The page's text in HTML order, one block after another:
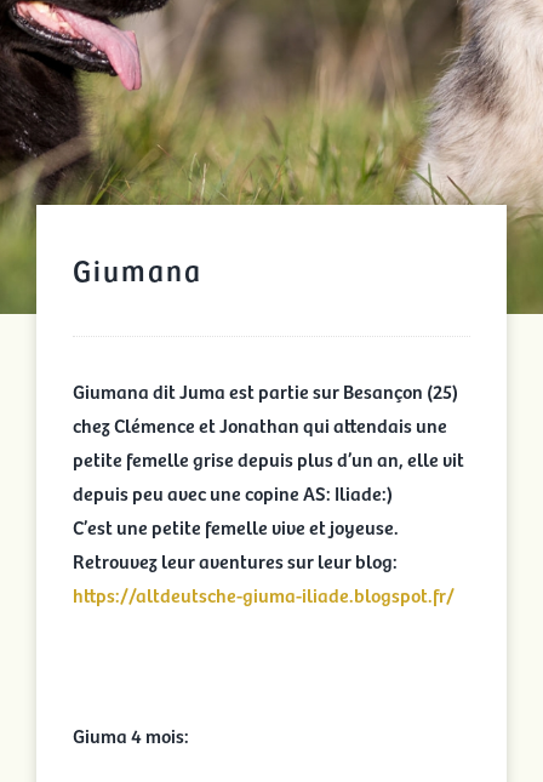
Giumana
Giumana dit Juma est partie sur Besançon (25)
chez Clémence et Jonathan qui attendais une
petite femelle grise depuis plus d’un an, elle vit
depuis peu avec une copine AS: Iliade:)
C’est une petite femelle vive et joyeuse.
Retrouvez leur aventures sur leur blog:
https://altdeutsche-giuma-iliade.blogspot.fr/
Giuma 4 mois: